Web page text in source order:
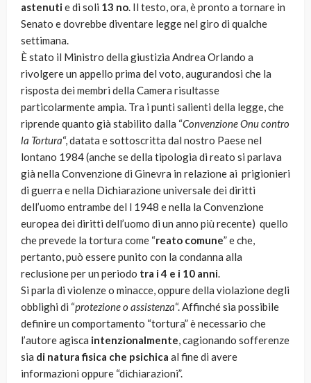
astenutie di soli 13 no. Il testo, ora, è pronto a tornare in
Senato e dovrebbe diventare legge nel giro di qualche
settimana.
È stato il Ministro della giustizia Andrea Orlando a
rivolgere un appello prima del voto, augurandosi che la
risposta dei membri della Camera risultasse
particolarmente ampia. Tra i punti salienti della legge, che
riprende quanto già stabilito dalla “Convenzione Onu contro
la Tortura“, datata e sottoscritta dal nostro Paese nel
lontano 1984 (anche se della tipologia di reato si parlava
già nella Convenzione di Ginevra in relazione ai prigionieri
di guerra e nella Dichiarazione universale dei diritti
dell’uomo entrambe del l 1948 e nella la Convenzione
europea dei diritti dell’uomo di un anno più recente) quello
che prevede la tortura come “reato comune” e che,
pertanto, può essere punito con la condanna alla
reclusione per un periodo tra i 4 e i 10 anni.
Si parla di violenze o minacce, oppure della violazione degli
obblighi di “protezione o assistenza“. Affinché sia possibile
definire un comportamento “tortura” è necessario che
l’autore agisca intenzionalmente, cagionando sofferenze
sia di natura fisica che psichica al fine di avere
informazioni oppure “dichiarazioni”.